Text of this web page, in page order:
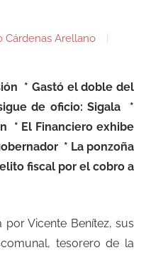
Cárdenas Arellano
* Gastó el doble del
de oficio: Sigala
*
* El Financiero exhibe
* La ponzoña
fiscal por el cobro a
por Vicente Benítez, sus
tesorero de la